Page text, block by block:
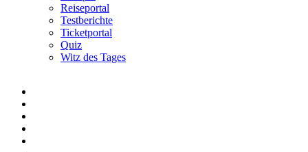
Reiseportal
Testberichte
Ticketportal
Quiz
Witz des Tages